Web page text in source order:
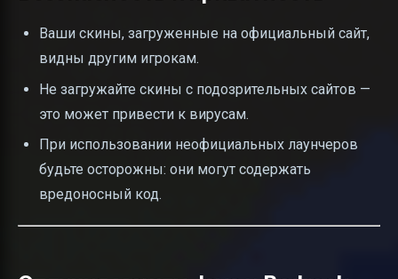
Ваши скины, загруженные на официальный сайт,
видны другим игрокам.
Не загружайте скины с подозрительных сайтов —
это может привести к вирусам.
При использовании неофициальных лаунчеров
будьте осторожны: они могут содержать
вредоносный код.